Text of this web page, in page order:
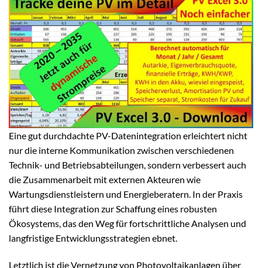
Eine gut durchdachte PV-Datenintegration erleichtert nicht
nur die interne Kommunikation zwischen verschiedenen
Technik- und Betriebsabteilungen, sondern verbessert auch
die Zusammenarbeit mit externen Akteuren wie
Wartungsdienstleistern und Energieberatern. In der Praxis
führt diese Integration zur Schaffung eines robusten
Ökosystems, das den Weg für fortschrittliche Analysen und
langfristige Entwicklungsstrategien ebnet.
Letztlich ist die Vernetzung von Photovoltaikanlagen über